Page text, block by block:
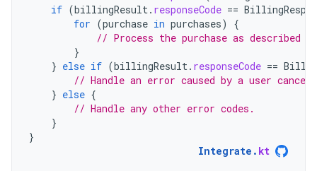
if (billingResult. responseCode ==
for (purchase in purchases)
{
// Process the purchase as described
}
} else if (billingResult. responseCode ==
// Handle an error caused by a user
} else {
// Handle any other error codes.
}
}
Integrate . kt